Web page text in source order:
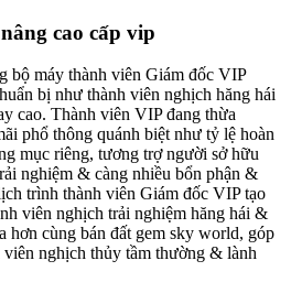
cao cấp vip
bộ máy thành viên Giám đốc VIP
bị như thành viên nghịch hăng hái
cao. Thành viên VIP đang thừa
phổ thông quánh biệt như tỷ lệ hoàn
mục riêng, tương trợ người sở hữu
nghiệm & càng nhiều bổn phận &
trình thành viên Giám đốc VIP tạo
viên nghịch trải nghiệm hăng hái &
hơn cùng bán đất gem sky world, góp
nghịch thủy tầm thường & lành